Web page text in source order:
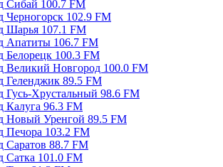
Сибай 100.7 FM
Черногорск 102.9 FM
Шарья 107.1 FM
Апатиты 106.7 FM
Белорецк 100.3 FM
Великий Новгород 100.0 FM
Геленджик 89.5 FM
Гусь-Хрустальный 98.6 FM
Калуга 96.3 FM
Новый Уренгой 89.5 FM
Печора 103.2 FM
Саратов 88.7 FM
Сатка 101.0 FM